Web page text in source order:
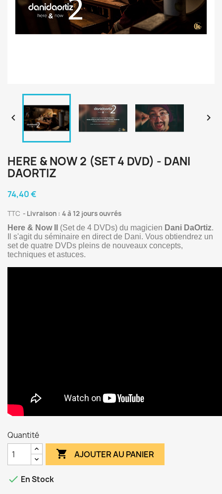
 
HERE & NOW 2 (SET 4 DVD) - DANI
DAORTIZ
74,40 €
TTC Livraison : 4 à 12 jours ouvrés
Here & Now II (Set de 4 DVDs) du magicien Dani DaOrtiz.
Il s'agit du séminaire en direct de Dani. Vous obtiendrez un
set de quatre DVDs pleins de nouveaux concepts,
techniques et astuces.
Quantité
 AJOUTER AU PANIER
 En Stock